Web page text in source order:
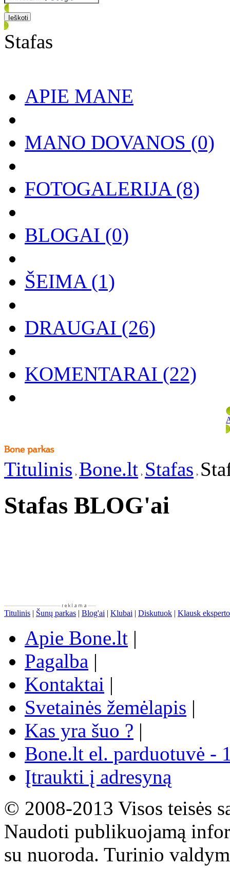
Stafas
APIE MANE
MANO DOVANOS (0)
FOTOGALERIJA(8)
BLOGAI (0)
ŠEIMA(1)
DRAUGAI (26)
KOMENTARAI (22)
Titulinis Bone.lt Stafas
Stafas BLOG'ai
Titulinis | Šunų parkas | Blog'ai | Klubai | Diskutuok | Klausk eksperto
Apie Bone.lt |
Pagalba |
Kontaktai |
Svetainės žemėlapis |
Kas yra šuo ? |
Bone.lt el. parduotuvė -
Įtraukti į adresyną
© 2008-2013 Visos teisės
Naudoti publikuojamą
su nuoroda. Turinio